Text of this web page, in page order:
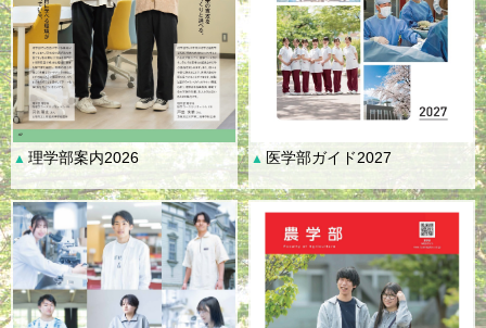
▲理学部案内2026 ▲ 医学部ガイド2027